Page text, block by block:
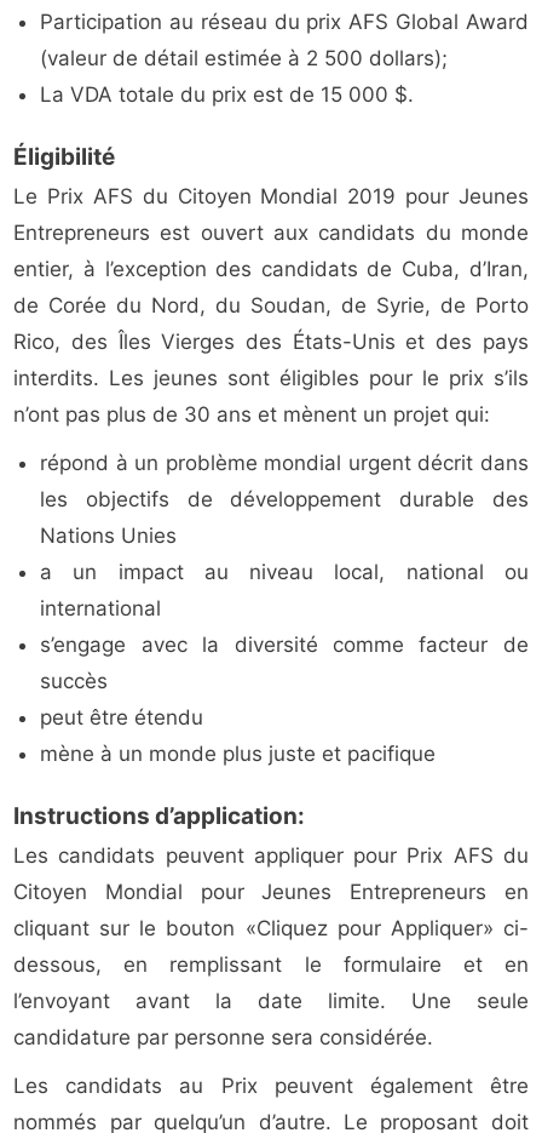
Participation au réseau du prix AFS Global Award
(valeur de détail estimée à 2 500 dollars);
La VDA totale du prix est de 15 000 $.
Éligibilité
Le Prix AFS du Citoyen Mondial 2019 pour Jeunes
Entrepreneurs est ouvert aux candidats du monde
entier, à l’exception des candidats de Cuba, d’Iran,
de Corée du Nord, du Soudan, de Syrie, de Porto
Rico, des Îles Vierges des États-Unis et des pays
interdits. Les jeunes sont éligibles pour le prix s’ils
n’ont pas plus de 30 ans et mènent un projet qui:
répond à un problème mondial urgent décrit dans
les objectifs de développement durable des
Nations Unies
a un impact au niveau local, national ou
international
s’engage avec la diversité comme facteur de
succès
peut être étendu
mène à un monde plus juste et pacifique
Instructions d’application:
Les candidats peuvent appliquer pour Prix AFS du
Citoyen Mondial pour Jeunes Entrepreneurs en
cliquant sur le bouton «Cliquez pour Appliquer» ci-
dessous, en remplissant le formulaire et en
l’envoyant avant la date limite. Une seule
candidature par personne sera considérée.
Les candidats au Prix peuvent également être
nommés par quelqu’un d’autre. Le proposant doit